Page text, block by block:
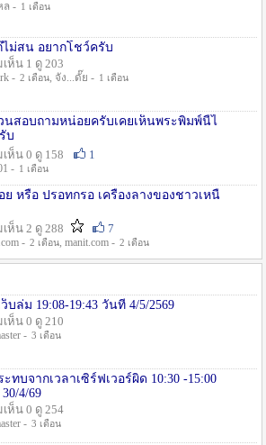
ล - 1 เดือน
ไม่สน อยากโชว์ครับ
ห็น 1 ดู 203
- 2 เดือน, จัง...ดั๊ย - 1 เดือน
นสอบถามหน่อยครับเคยเห็นพระพิมพ์นี้ไ
บ
ห็น 0 ดู 158
1
- 1 เดือน
ย หรือ ปรอทกรอ เครื่องลางของชาวเหนื
ห็น 2 ดู 288
7
- 2 เดือน, manit.com - 2 เดือน
ว็บล่ม 19:08-19:43 วันที่ 4/5/2569
ห็น 0 ดู 210
- 3 เดือน
ะทบจากเวลาเซิร์ฟเวอร์ผิด 10:30 -15:00
4/69
ห็น 0 ดู 254
- 3 เดือน